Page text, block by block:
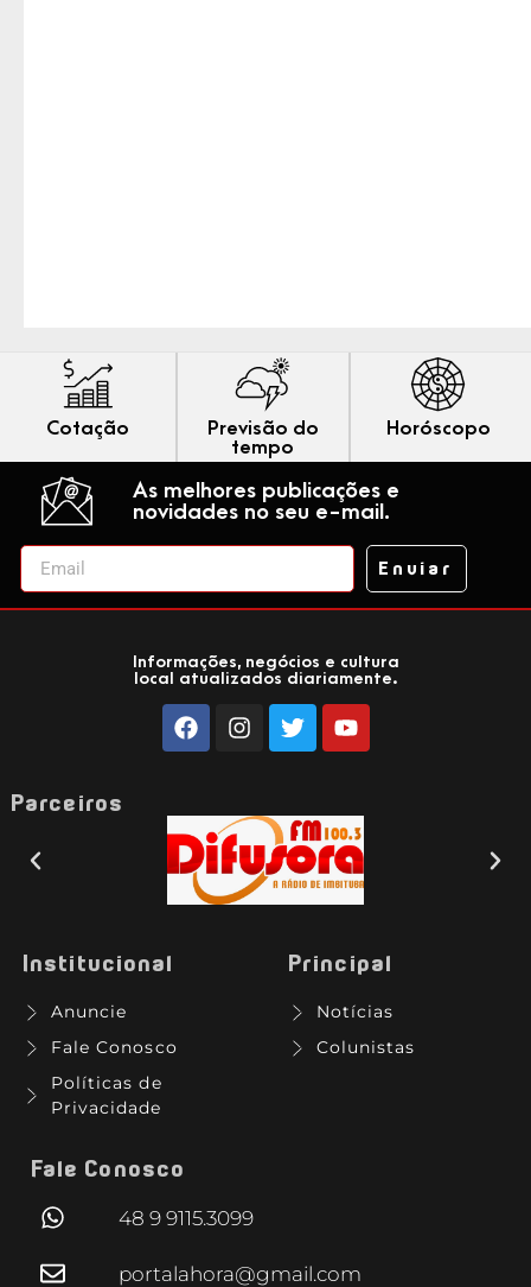
Cotação
Previsão do
tempo
Horóscopo
As melhores publicações e
novidades no seu e-mail.
Enviar
Informações, negócios e cultura
local atualizados diariamente.
Parceiros
Institucional
Anuncie
Fale Conosco
Políticas de
Privacidade
Principal
Notícias
Colunistas
Fale Conosco
48 9 9115.3099
portalahora@gmail.com